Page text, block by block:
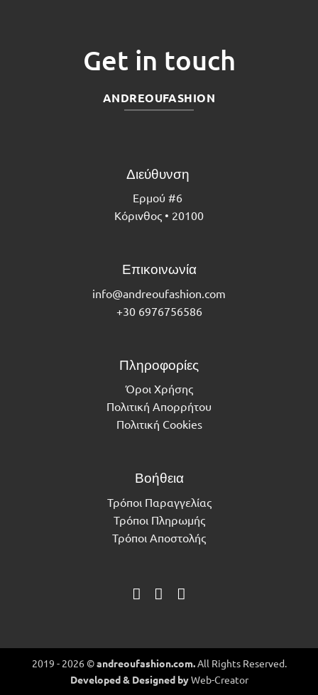
Get in touch
ANDREOUFASHION
Διεύθυνση
Ερμού #6
Κόρινθος • 20100
Επικοινωνία
info@andreoufashion.com
+30 6976756586
Πληροφορίες
Όροι Χρήσης
Πολιτική Απορρήτου
Πολιτική Cookies
Βοήθεια
Τρόποι Παραγγελίας
Τρόποι Πληρωμής
Τρόποι Αποστολής
2019 - 2026 ©andreoufashion.com.All Rights Reserved.
Developed & Designed byWeb-Creator